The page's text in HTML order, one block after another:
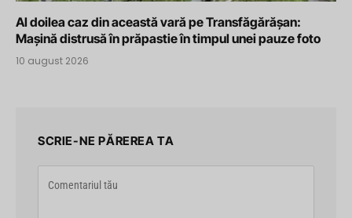
Al doilea caz din această vară pe Transfăgărășan:
Mașină distrusă în prăpastie în timpul unei pauze foto
10 august 2026
SCRIE-NE PĂREREA TA